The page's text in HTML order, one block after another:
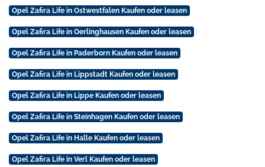
Opel Zafira Life in Ostwestfalen Kaufen oder leasen
Opel Zafira Life in Oerlinghausen Kaufen oder leasen
Opel Zafira Life in Paderborn Kaufen oder leasen
Opel Zafira Life in Lippstadt Kaufen oder leasen
Opel Zafira Life in Lippe Kaufen oder leasen
Opel Zafira Life in Steinhagen Kaufen oder leasen
Opel Zafira Life in Halle Kaufen oder leasen
Opel Zafira Life in Verl Kaufen oder leasen